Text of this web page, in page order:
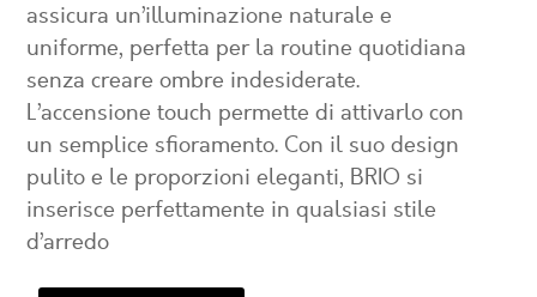
assicura un’illuminazione naturale e
uniforme, perfetta per la routine quotidiana
senza creare ombre indesiderate.
L’accensione touch permette di attivarlo con
un semplice sfioramento. Con il suo design
pulito e le proporzioni eleganti, BRIO si
inserisce perfettamente in qualsiasi stile
d’arredo